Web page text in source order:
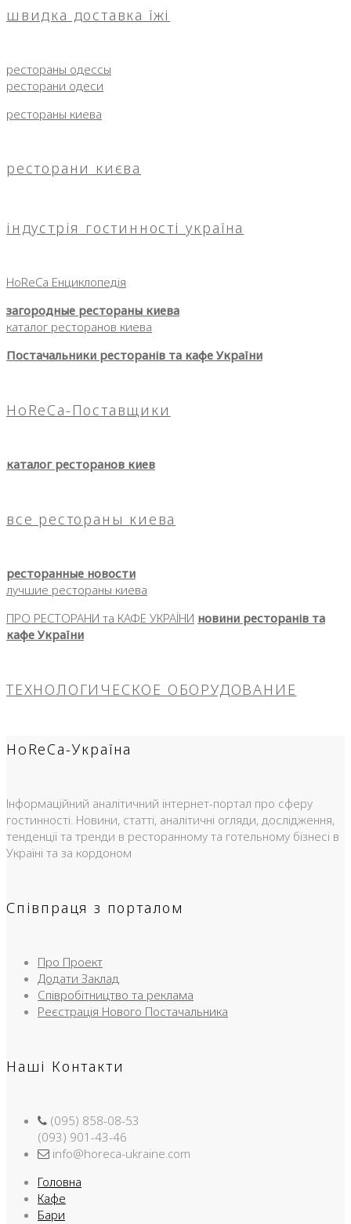
швидка доставка їжі
рестораны одессы
ресторани одеси
рестораны киева
ресторани києва
індустрія гостинності україна
HoReCa Енциклопедія
загородные рестораны киева
каталог ресторанов киева
Постачальники ресторанів та кафе України
HoReCa-Поставщики
каталог ресторанов киев
все рестораны киева
ресторанные новости
лучшие рестораны киева
ПРО РЕСТОРАНИ та КАФЕ УКРАЇНИ новини ресторанів та
кафе України
ТЕХНОЛОГИЧЕСКОЕ ОБОРУДОВАНИЕ
HoReCa-Україна
Інформаційний аналітичний інтернет-портал про сферу
гостинності. Новини, статті, аналітичні огляди, дослідження,
тенденції та тренди в ресторанному та готельному бізнесі в
Україні та за кордоном
Співпраця з порталом
Про Проект
Додати Заклад
Співробітництво та реклама
Реєстрація Нового Постачальника
Наші Контакти
(095) 858-08-53
(093) 901-43-46
info@horeca-ukraine.com
Головна
Кафе
Бари